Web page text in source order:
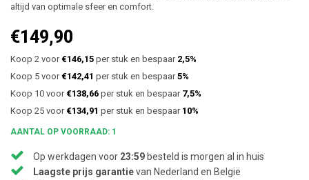
altijd van optimale sfeer en comfort.
€149,90
Koop 2 voor €146,15 per stuk en bespaar 2,5%
Koop 5 voor €142,41 per stuk en bespaar5%
Koop 10 voor €138,66 per stuk en bespaar 7,5%
Koop 25 voor €134,91 per stuk en bespaar 10%
AANTAL OP VOORRAAD: 1
Op werkdagen voor 23:59 besteld is morgen al in huis
Laagste prijs garantievan Nederland en België